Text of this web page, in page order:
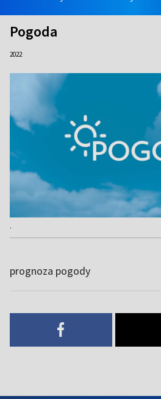
Pogoda
2022
.
prognoza pogody